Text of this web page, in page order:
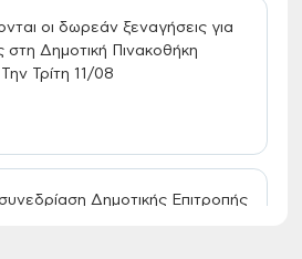
οι δωρεάν ξεναγήσεις για
στη Δημοτική Πινακοθήκη
Τρίτη 11/08
συνεδρίαση Δημοτικής Επιτροπής